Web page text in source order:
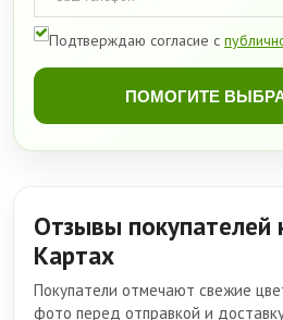
Подтверждаю согласие с
ПОМОГИТЕ
Отзывы покупателей
Картах
Покупатели отмечают свежие
фото перед отправкой и